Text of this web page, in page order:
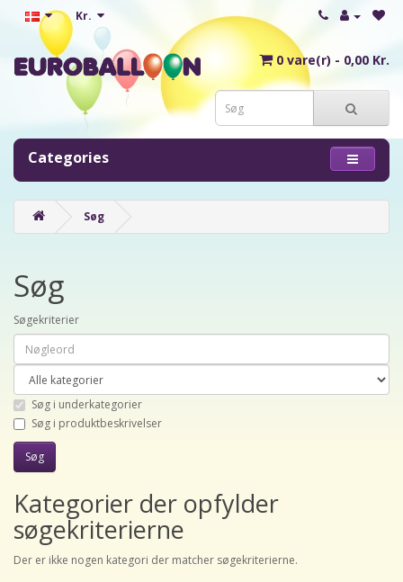
Kr.
0 vare(r) - 0,00 Kr.
Categories
Søg
Søg
Søgekriterier
Søg i underkategorier
Søg i produktbeskrivelser
Kategorier der opfylder
søgekriterierne
Der er ikke nogen kategori der matcher søgekriterierne.